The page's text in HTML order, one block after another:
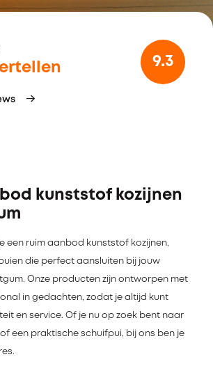
9.3
kunststof kozijnen
een ruim aanbod kunststof kozijnen,
die perfect aansluiten bij jouw
Onze producten zijn ontworpen met
in gedachten, zodat je altijd kunt
en service. Of je nu op zoek bent naar
een praktische schuifpui, bij ons ben je